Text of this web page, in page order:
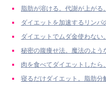
脂肪が溶ける。代謝が上が
ダイエットを加速するリン
ダイエットでムダ金使わな
秘密の腹痩せ法。魔法のよう
肉を食べてダイエットした
寝るだけダイエット。脂肪分